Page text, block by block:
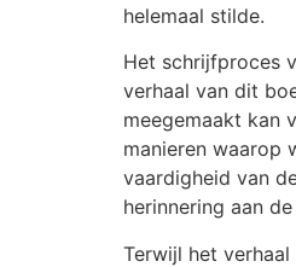
helemaal stilde.
Het schrijfproces
verhaal van dit
meegemaakt kan
manieren waarop
vaardigheid van
herinnering aan
Terwijl het